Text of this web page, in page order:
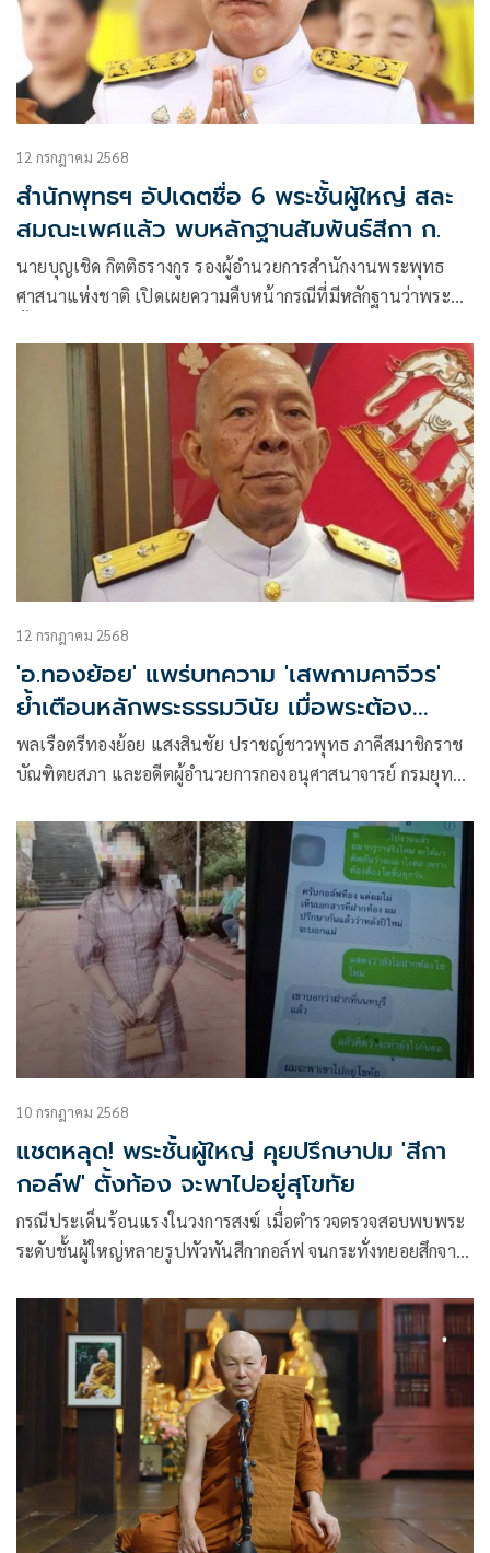
12 กรกฎาคม 2568
สำนักพุทธฯ อัปเดตชื่อ 6 พระชั้นผู้ใหญ่ สละ
สมณะเพศแล้ว พบหลักฐานสัมพันธ์สีกา ก.
นายบุญเชิด กิตติธรางกูร รองผู้อำนวยการสำนักงานพระพุทธ
ศาสนาแห่งชาติ เปิดเผยความคืบหน้ากรณีที่มีหลักฐานว่าพระ
12 กรกฎาคม 2568
'อ.ทองย้อย' แพร่บทความ 'เสพกามคาจีวร'
ย้ำเตือนหลักพระธรรมวินัย เมื่อพระต้อง
ปาราชิก
พลเรือตรีทองย้อย แสงสินชัย ปราชญ์ชาวพุทธ ภาคีสมาชิกราช
บัณฑิตยสภา และอดีตผู้อำนวยการกองอนุศาสนาจารย์ กรมยุทธ
เรื่อง “เสพกามคาจีวร” ผ่านทางเฟซบุ๊กมีเนื้อหาดังนี้
10 กรกฎาคม 2568
แชตหลุด! พระชั้นผู้ใหญ่ คุยปรึกษาปม 'สีกา
กอล์ฟ' ตั้งท้อง จะพาไปอยู่สุโขทัย
กรณีประเด็นร้อนแรงในวงการสงฆ์ เมื่อตำรวจตรวจสอบพบพระ
ระดับชั้นผู้ใหญ่หลายรูปพัวพันสีกากอล์ฟ จนกระทั่งทยอยสึกจาก
คาดว่าเป็นพระชั้นผู้ใหญ่ในจังหวัดพิษณุโลก ระบุดังนี้